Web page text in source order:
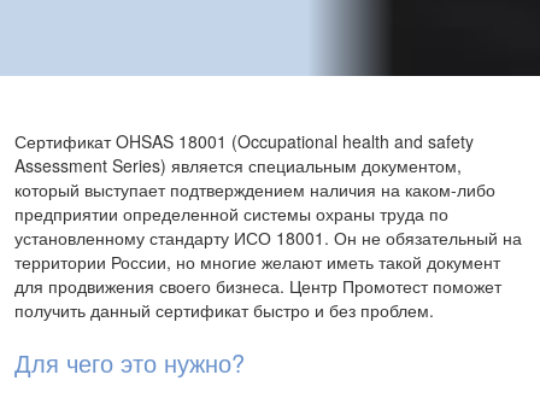
Сертификат OHSAS 18001 (Occupational health and safety
Assessment Series) является специальным документом,
который выступает подтверждением наличия на каком-либо
предприятии определенной системы охраны труда по
установленному стандарту ИСО 18001. Он не обязательный на
территории России, но многие желают иметь такой документ
для продвижения своего бизнеса. Центр Промотест поможет
получить данный сертификат быстро и без проблем.
Для чего это нужно?